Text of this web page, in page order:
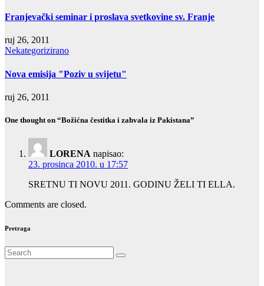
Franjevački seminar i proslava svetkovine sv. Franje
ruj 26, 2011
Nekategorizirano
Nova emisija "Poziv u svijetu"
ruj 26, 2011
One thought on “Božićna čestitka i zahvala iz Pakistana”
LORENA napisao:
23. prosinca 2010. u 17:57
SRETNU TI NOVU 2011. GODINU ŽELI TI ELLA.
Comments are closed.
Pretraga